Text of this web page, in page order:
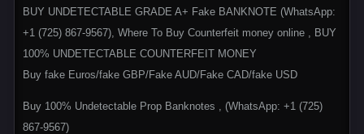
BUY UNDETECTABLE GRADE A+ Fake BANKNOTE (WhatsApp:
+1 (725) 867-9567), Where To Buy Counterfeit money online , BUY
100% UNDETECTABLE COUNTERFEIT MONEY
Buy fake Euros/fake GBP/Fake AUD/Fake CAD/fake USD
Buy 100% Undetectable Prop Banknotes , (WhatsApp: +1 (725)
867-9567)